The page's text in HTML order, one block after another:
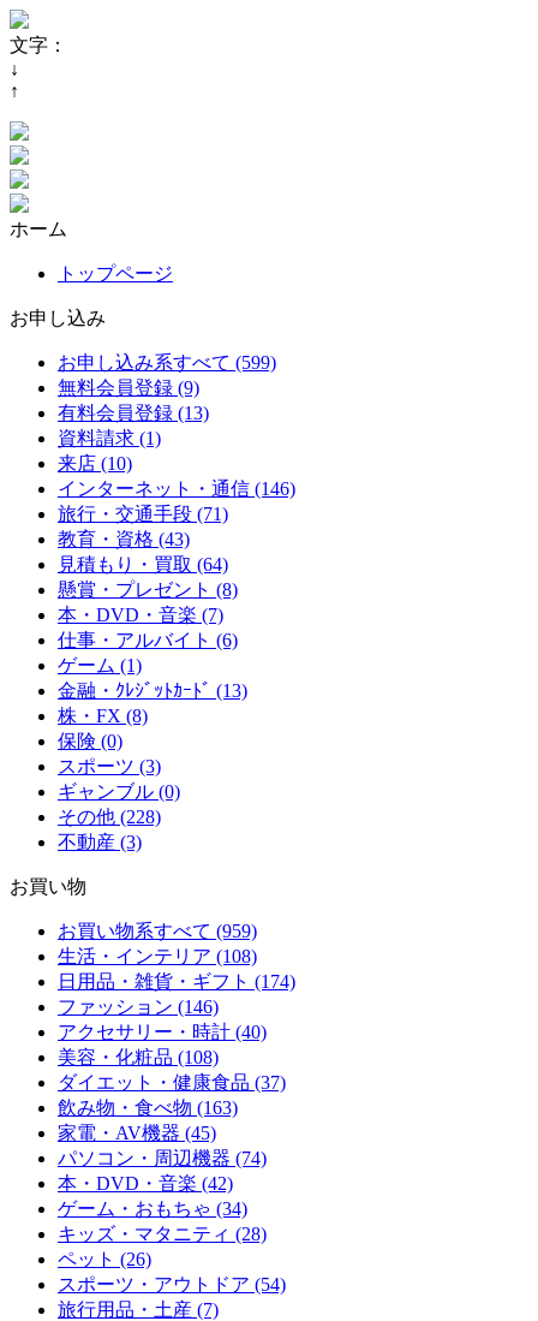
文字：
↓
↑
ホーム
トップページ
お申し込み
お申し込み系すべて (599)
無料会員登録 (9)
有料会員登録 (13)
資料請求 (1)
来店 (10)
インターネット・通信 (146)
旅行・交通手段 (71)
教育・資格 (43)
見積もり・買取 (64)
懸賞・プレゼント (8)
本・DVD・音楽 (7)
仕事・アルバイト (6)
ゲーム (1)
金融・ｸﾚｼﾞｯﾄｶｰﾄﾞ (13)
株・FX (8)
保険 (0)
スポーツ (3)
ギャンブル (0)
その他 (228)
不動産 (3)
お買い物
お買い物系すべて (959)
生活・インテリア (108)
日用品・雑貨・ギフト (174)
ファッション (146)
アクセサリー・時計 (40)
美容・化粧品 (108)
ダイエット・健康食品 (37)
飲み物・食べ物 (163)
家電・AV機器 (45)
パソコン・周辺機器 (74)
本・DVD・音楽 (42)
ゲーム・おもちゃ (34)
キッズ・マタニティ (28)
ペット (26)
スポーツ・アウトドア (54)
旅行用品・土産 (7)